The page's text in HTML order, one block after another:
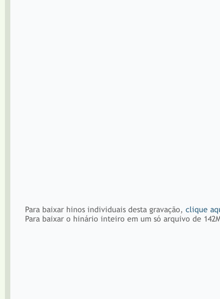
Para baixar hinos individuais desta gravação, clique
Para baixar o hinário inteiro em um só arquivo de